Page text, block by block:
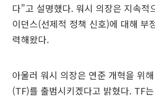
다”고 설명했다. 워시 의장은 지속적
이던스(선제적 정책 신호)에 대해 부
력해왔다.
아울러 워시 의장은 연준 개혁을 위
(TF)를 출범시키겠다고 밝혔다. TF